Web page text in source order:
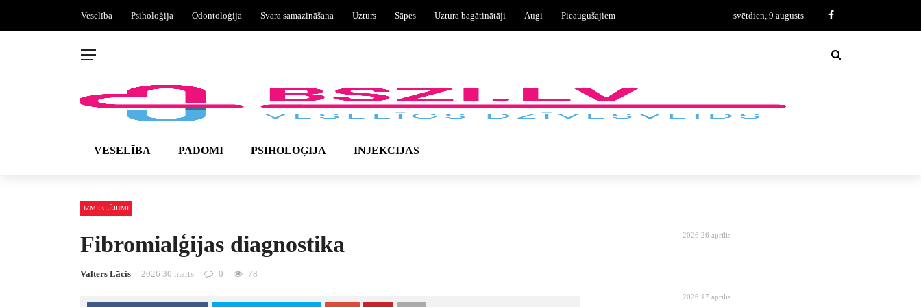
Veselība Psiholoģija Odontoloģija Svara samazināšana Uzturs Sāpes Uztura bagātinātāji Augi Pieaugušajiem svētdien, 9 augusts
VESELĪBA PADOMI PSIHOLOĢIJA INJEKCIJAS
IZMEKLĒJUMI
Fibromialģijas diagnostika
Valters Lācis 2026 30 marts 0 78
2026 26 aprīlis
2026 17 aprīlis